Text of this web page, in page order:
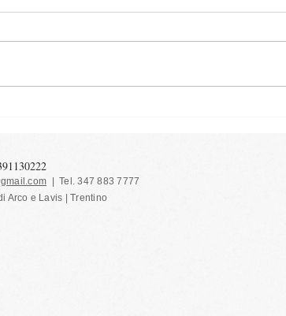
| Tel. 347 883 7777
Arco e Lavis | Trentino